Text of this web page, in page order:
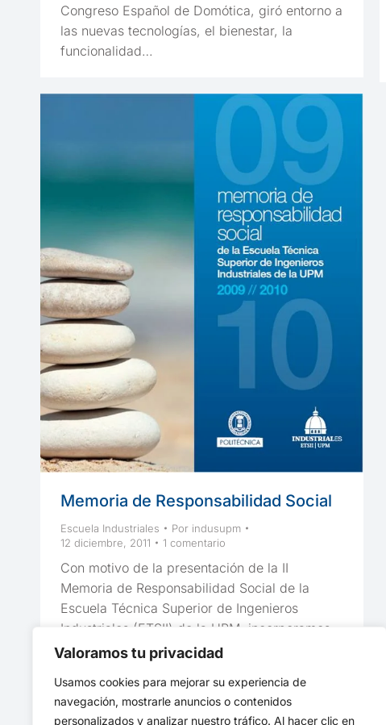
Valoramos tu privacidad
Usamos cookies para mejorar su experiencia de
navegación, mostrarle anuncios o contenidos
personalizados y analizar nuestro tráfico. Al hacer clic en
Congreso Español de Domótica, giró entorno a
las nuevas tecnologías, el bienestar, la
funcionalidad…
Memoria de Responsabilidad Social
Escuela Industriales Por indusupm
12 diciembre, 2011
1 comentario
Con motivo de la presentación de la II
Memoria de Responsabilidad Social de la
Escuela Técnica Superior de Ingenieros
Industriales (ETSII) de la UPM, incorporamos
al blog un apartado en el que podemos
«Sobre Nosotros» podemos encontrar
«Memoria de Responsabilidad Social»